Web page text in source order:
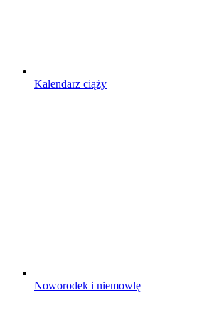
Kalendarz ciąży
Noworodek i niemowlę